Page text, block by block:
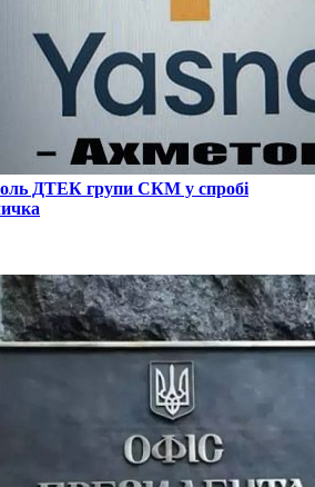
ДТЕК групи СКМ у спробі